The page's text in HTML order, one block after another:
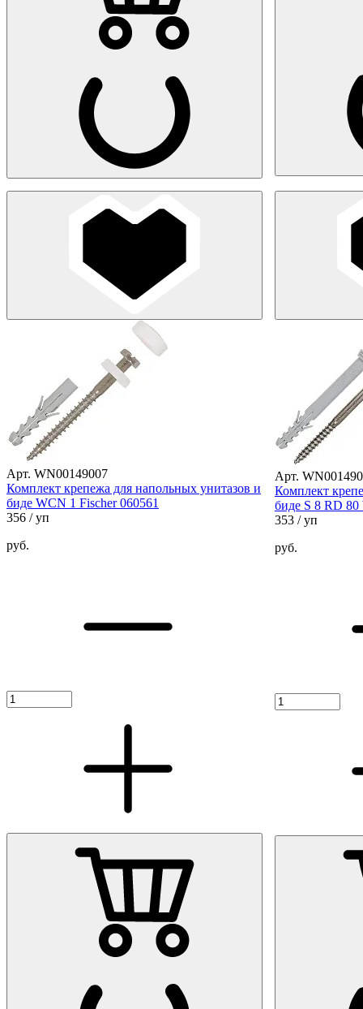
Арт. WN00149007
Комплект крепежа для напольных унитазов и
биде WCN 1 Fischer 060561
356 / уп
руб.
Арт.
Комплект
биде S 8 RD 80
353 / уп
руб.